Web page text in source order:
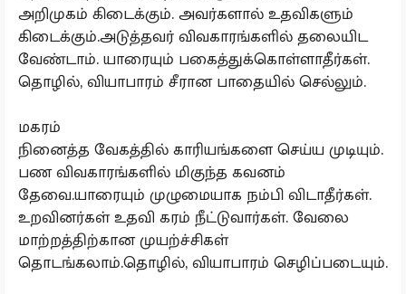
அறிமுகம் கிடைக்கும். அவர்களால் உதவிகளும்
கிடைக்கும்.அடுத்தவர் விவகாரங்களில் தலையிட
வேண்டாம். யாரையும் பகைத்துக்கொள்ளாதீர்கள்.
தொழில், வியாபாரம் சீரான பாதையில் செல்லும்.
மகரம்
நினைத்த வேகத்தில் காரியங்களை செய்ய முடியும்.
பண விவகாரங்களில் மிகுந்த கவனம்
தேவை.யாரையும் முழுமையாக நம்பி விடாதீர்கள்.
உறவினர்கள் உதவி கரம் நீட்டுவார்கள். வேலை
மாற்றத்திற்கான முயற்ச்சிகள்
தொடங்கலாம்.தொழில், வியாபாரம் செழிப்படையும்.